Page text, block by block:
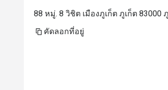
88 หมู่. 8 วิชิต เมืองภูเก็ต ภูเก็ต 83000
คัดลอกที่อยู่